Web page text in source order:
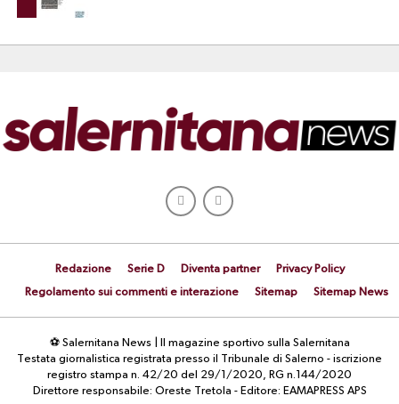
Redazione Serie D Diventa partner
Privacy Policy
Regolamento sui commenti e interazione
Sitemap Sitemap News
⚽ Salernitana News | Il magazine sportivo sulla Salernitana
Testata giornalistica registrata presso il Tribunale di Salerno - iscrizione
registro stampa n. 42/20 del 29/1/2020, RG n.144/2020
Direttore responsabile: Oreste Tretola - Editore: EAMAPRESS APS